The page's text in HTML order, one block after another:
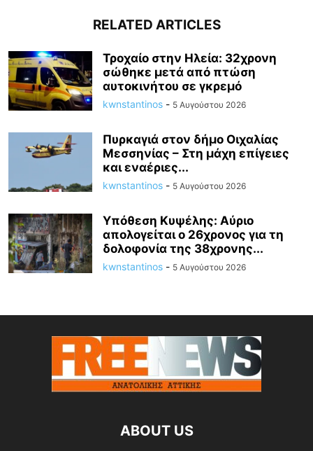
RELATED ARTICLES
Τροχαίο στην Ηλεία: 32χρονη
σώθηκε μετά από πτώση
αυτοκινήτου σε γκρεμό
kwnstantinos - 5 Αυγούστου 2026
Πυρκαγιά στον δήμο Οιχαλίας
Μεσσηνίας – Στη μάχη επίγειες
και εναέριες...
kwnstantinos - 5 Αυγούστου 2026
Υπόθεση Κυψέλης: Αύριο
απολογείται ο 26χρονος για τη
δολοφονία της 38χρονης...
kwnstantinos - 5 Αυγούστου 2026
ABOUT US